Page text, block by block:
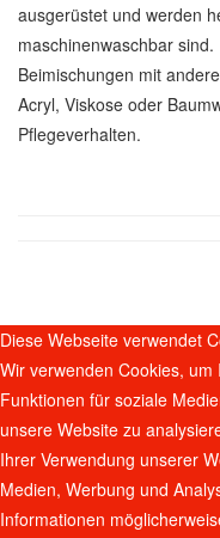
ausgerüstet und werden
maschinenwaschbar sind.
Beimischungen mit
Acryl, Viskose oder
Pflegeverhalten.
Diese Webseite verwendet
Wir verwenden Cookies,
Funktionen für soziale
unsere Website zu
Ihrer Verwendung unserer
Medien, Werbung und
Informationen